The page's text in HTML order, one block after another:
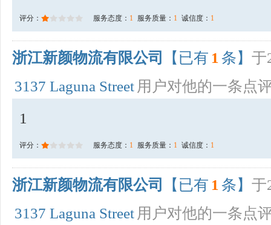
评分： 服务态度： 1 服务质量： 1 诚信度： 1
浙江新颜物流有限公司 【已有 1 条】 于
3137 Laguna Street 用户对他的一条点
1
评分： 服务态度： 1 服务质量： 1 诚信度： 1
浙江新颜物流有限公司 【已有 1 条】 于
3137 Laguna Street 用户对他的一条点